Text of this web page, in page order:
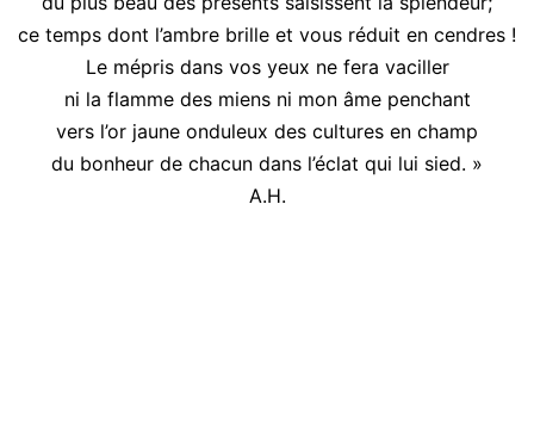
ce temps dont l’ambre brille et vous réduit en cendres !
Le mépris dans vos yeux ne fera vaciller
ni la flamme des miens ni mon âme penchant
vers l’or jaune onduleux des cultures en champ
du bonheur de chacun dans l’éclat qui lui sied. »
A.H.